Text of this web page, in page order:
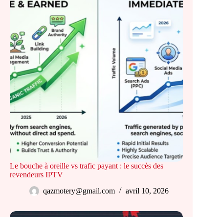
Le bouche à oreille vs trafic payant : le succès des
revendeurs IPTV
qazmotery@gmail.com
avril 10, 2026